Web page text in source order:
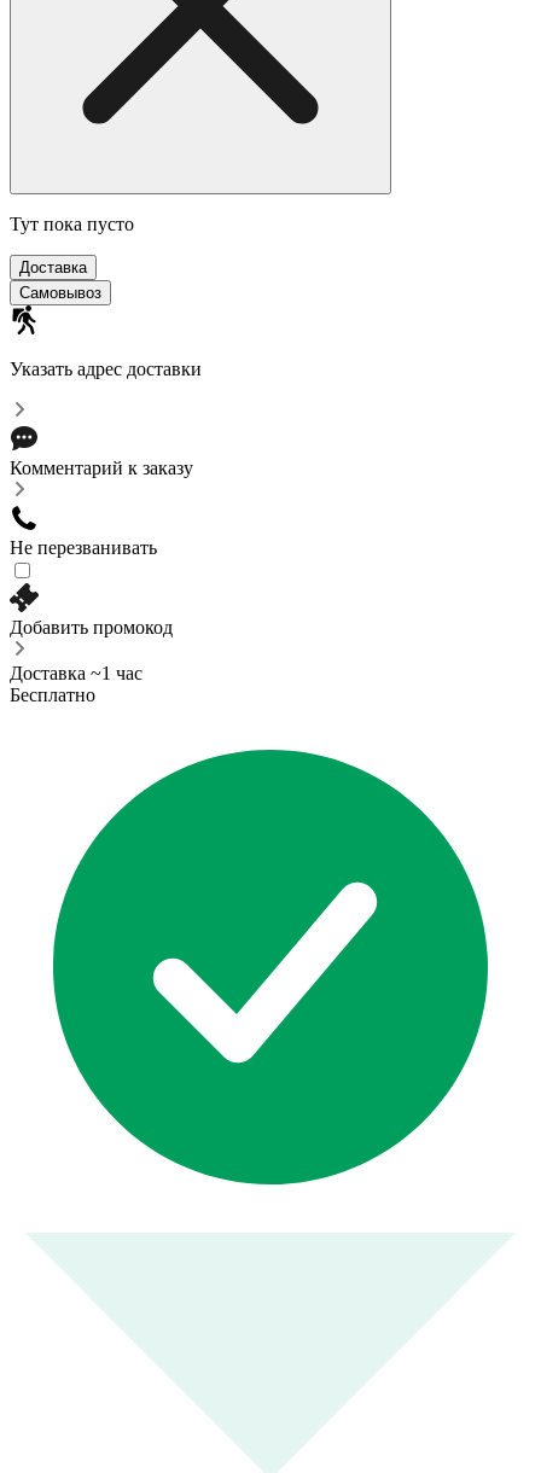
Тут пока пусто
Доставка
Самовывоз
Указать адрес доставки
Комментарий к заказу
Не перезванивать
Добавить промокод
Доставка ~1 час
Бесплатно